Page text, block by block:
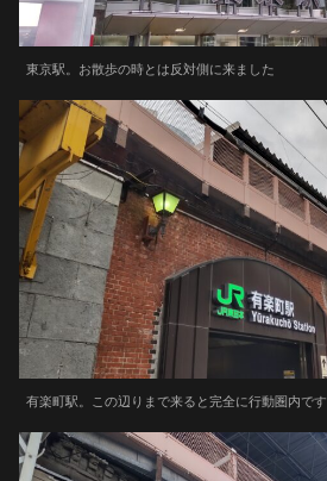
東京駅。お散歩の時とは反対側に来ました
有楽町駅。この辺りまで来ると完全に行動圏内です